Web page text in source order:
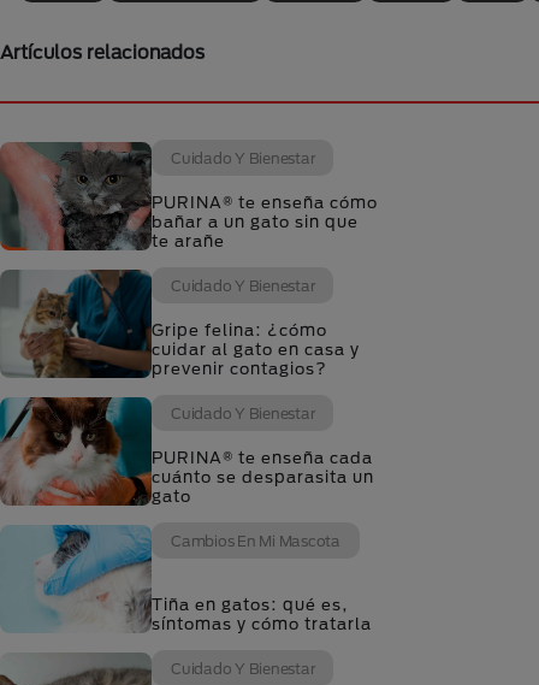
Artículos relacionados
Cuidado Y Bienestar
PURINA® te enseña cómo
bañar a un gato sin que
te arañe
Cuidado Y Bienestar
Gripe felina: ¿cómo
cuidar al gato en casa y
prevenir contagios?
Cuidado Y Bienestar
PURINA® te enseña cada
cuánto se desparasita un
gato
Cambios En Mi Mascota
Tiña en gatos: qué es,
síntomas y cómo tratarla
Cuidado Y Bienestar